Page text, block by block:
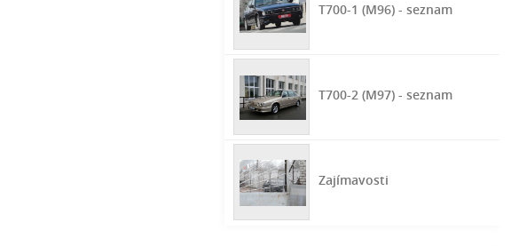
T700-1 (M96) - seznam
T700-2 (M97) - seznam
Zajímavosti